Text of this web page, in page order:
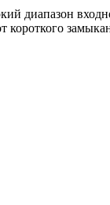
диапазон